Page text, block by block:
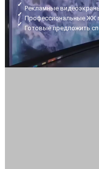
Рекламные
Профессиональные ЖК
Готовые предложить